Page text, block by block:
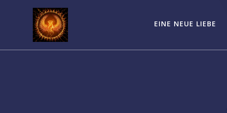
EINE NEUE LIEBE